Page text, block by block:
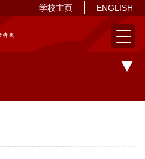
ENGLISH
学校主页